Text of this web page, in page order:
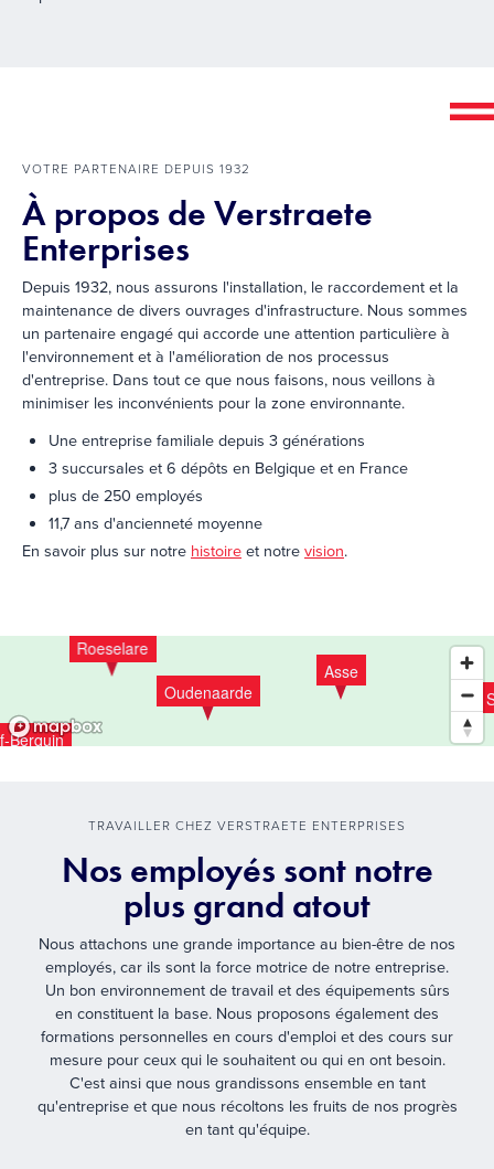
VOTRE PARTENAIRE DEPUIS 1932
À propos de Verstraete
Enterprises
Depuis 1932, nous assurons l'installation, le raccordement et la
maintenance de divers ouvrages d'infrastructure. Nous sommes
un partenaire engagé qui accorde une attention particulière à
l'environnement et à l'amélioration de nos processus
d'entreprise. Dans tout ce que nous faisons, nous veillons à
minimiser les inconvénients pour la zone environnante.
Une entreprise familiale depuis 3 générations
3 succursales et 6 dépôts en Belgique et en France
plus de 250 employés
11,7 ans d'ancienneté moyenne
En savoir plus sur notre histoireet notrevision.
Berquin
Roeselare
Oudenaarde
Asse
TRAVAILLER CHEZ VERSTRAETE ENTERPRISES
Nos employés sont notre
plus grand atout
Nous attachons une grande importance au bien-être de nos
employés, car ils sont la force motrice de notre entreprise.
Un bon environnement de travail et des équipements sûrs
en constituent la base. Nous proposons également des
formations personnelles en cours d'emploi et des cours sur
mesure pour ceux qui le souhaitent ou qui en ont besoin.
C'est ainsi que nous grandissons ensemble en tant
qu'entreprise et que nous récoltons les fruits de nos progrès
en tant qu'équipe.